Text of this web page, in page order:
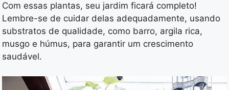
Com essas plantas, seu jardim ficará completo!
Lembre-se de cuidar delas adequadamente, usando
substratos de qualidade, como barro, argila rica,
musgo e húmus, para garantir um crescimento
saudável.